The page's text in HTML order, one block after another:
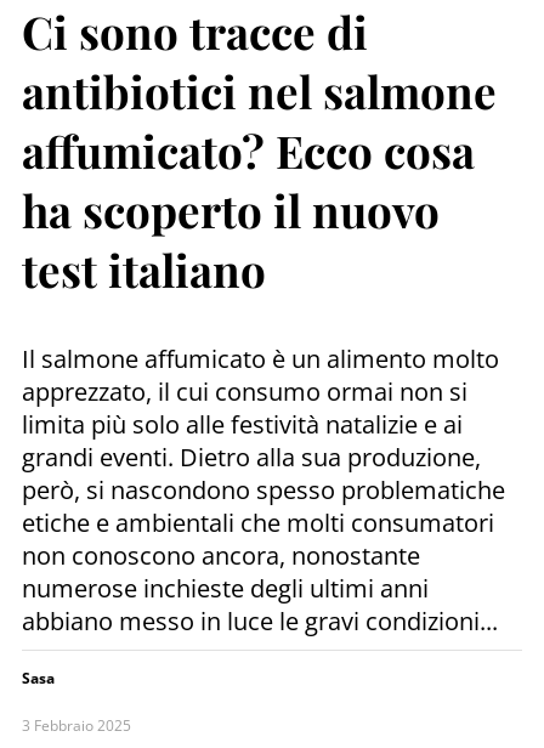
Ci sono tracce di
antibiotici nel salmone
affumicato? Ecco cosa
ha scoperto il nuovo
test italiano
Il salmone affumicato è un alimento molto
apprezzato, il cui consumo ormai non si
limita più solo alle festività natalizie e ai
grandi eventi. Dietro alla sua produzione,
però, si nascondono spesso problematiche
etiche e ambientali che molti consumatori
non conoscono ancora, nonostante
numerose inchieste degli ultimi anni
abbiano messo in luce le gravi condizioni...
Sasa
3 Febbraio 2025